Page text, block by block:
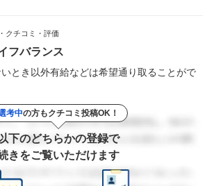
クチコミ・評価
フバランス
とき以外有給などは希望通り取ることがで
考中の方もクチコミ投稿OK！
以下のどちらかの登録で
きをご覧いただけます